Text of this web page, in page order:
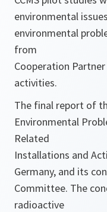
environmental
environmental
from
Cooperation
activities.
The final report of
Environmental
Related
Installations and
Germany, and its
Committee. The
radioactive